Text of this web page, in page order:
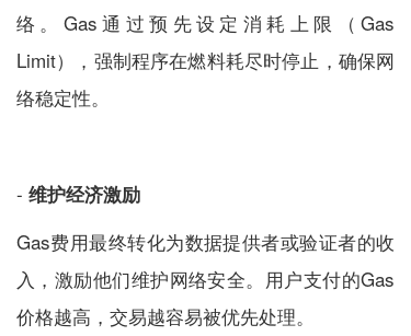
络。Gas通过预先设定消耗上限（Gas
Limit），强制程序在燃料耗尽时停止，确保网
络稳定性。
- 维护经济激励
Gas费用最终转化为数据提供者或验证者的收
入，激励他们维护网络安全。用户支付的Gas
价格越高，交易越容易被优先处理。